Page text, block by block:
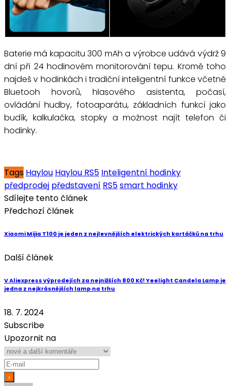
Baterie má kapacitu 300 mAh a výrobce udává výdrž 9
dní při 24 hodinovém monitorování tepu. Kromě toho
najdeš v hodinkách i tradiční inteligentní funkce včetně
Bluetooh hovorů, hlasového asistenta, počasí,
ovládání hudby, fotoaparátu, základních funkcí jako
budík, kalkulačka, stopky a možnost najít telefon či
hodinky.
Tags Haylou Haylou RS5 Inteligentní hodinky
předprodej představení RS5smart hodinky
Sdílejte tento článek
Předchozí článek
Xiaomi Mijia T100 je jeden z nejlevnějších elektrických kartáčků na trhu
Další článek
V Aliexpress výprodejích za nejnižších 800 Kč! Yeelight Candela Lamp je
jedna z nejkrásnějších lamp na trhu
18. 7. 2024
Subscribe
Upozornit na